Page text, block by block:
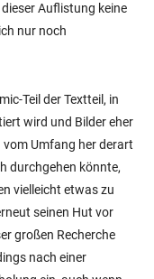
Auflistung keine
nur noch
Teil der Textteil, in
wird und Bilder eher
Umfang her derart
durchgehen könnte,
vielleicht etwas zu
seinen Hut vor
großen Recherche
nach einer